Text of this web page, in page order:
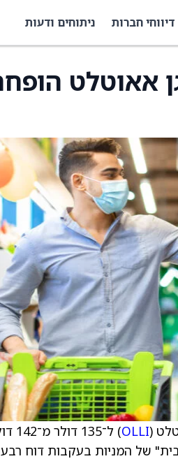
דיווחי חברות ניתוחים ודעות
(
OLLI
)
של המניות בעקבות דוח